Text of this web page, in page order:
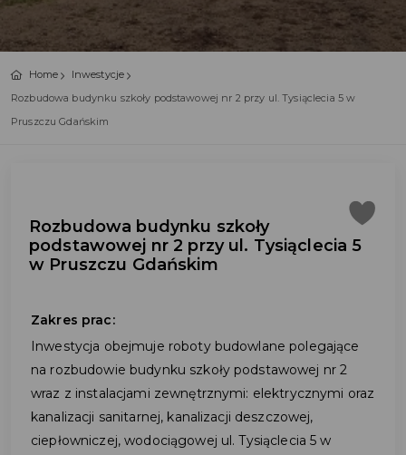
Home
Inwestycje
Rozbudowa budynku szkoły podstawowej nr 2 przy ul. Tysiąclecia 5 w
Pruszczu Gdańskim
Rozbudowa budynku szkoły
podstawowej nr 2 przy ul. Tysiąclecia 5
w Pruszczu Gdańskim
Zakres prac:
Inwestycja obejmuje roboty budowlane polegające
na rozbudowie budynku szkoły podstawowej nr 2
wraz z instalacjami zewnętrznymi: elektrycznymi oraz
kanalizacji sanitarnej, kanalizacji deszczowej,
ciepłowniczej, wodociągowej ul. Tysiąclecia 5 w